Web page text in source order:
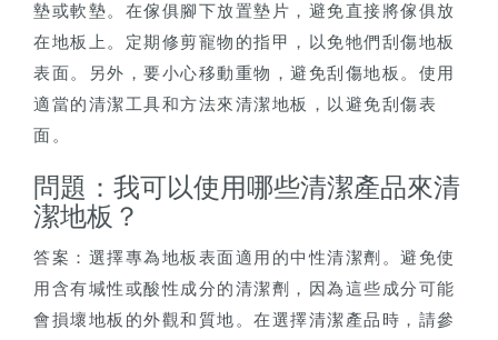
墊或軟墊。在傢俱腳下放置墊片，避免直接將傢俱放
在地板上。定期修剪寵物的指甲，以免牠們刮傷地板
表面。另外，要小心移動重物，避免刮傷地板。使用
適當的清潔工具和方法來清潔地板，以避免刮傷表
面。
問題：我可以使用哪些清潔產品來清
潔地板？
答案：選擇專為地板表面適用的中性清潔劑。避免使
用含有堿性或酸性成分的清潔劑，因為這些成分可能
會損壞地板的外觀和質地。在選擇清潔產品時，請參